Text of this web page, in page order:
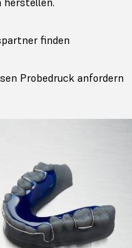
finden
Probedruck anfordern